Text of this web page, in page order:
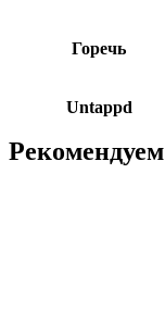
Горечь
Untappd
Рекомендуем